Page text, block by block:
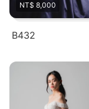
NT$ 8,000
B432